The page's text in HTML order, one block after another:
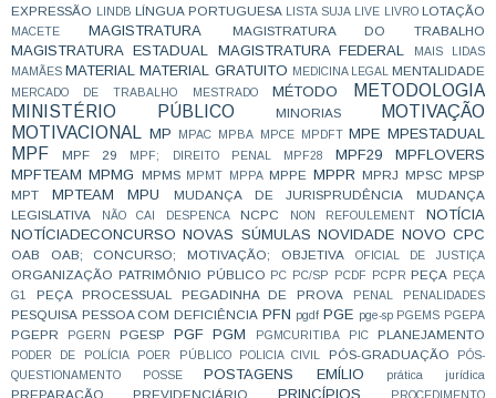
EXPRESSÃO
LINDB LÍNGUA PORTUGUESA LISTA SUJA LIVE LIVRO LOTAÇÃO
MACETE MAGISTRATURA MAGISTRATURA DO TRABALHO
MAGISTRATURA ESTADUAL MAGISTRATURA FEDERAL
MAIS LIDAS
MAMÃES MATERIAL MATERIAL GRATUITO MEDICINA LEGAL MENTALIDADE
MERCADO DE TRABALHO MESTRADO MÉTODO
METODOLOGIA
MINISTÉRIO PÚBLICO
MINORIAS
MOTIVAÇÃO
MOTIVACIONAL
MP MPAC MPBA MPCE MPDFT MPE MPESTADUAL
MPF MPF 29 MPF; DIREITO PENAL MPF28 MPF29
MPFLOVERS
MPFTEAM MPMG MPMS MPMT MPPA MPPE MPPR MPRJ MPSC MPSP
MPT
MPTEAM MPU MUDANÇA DE JURISPRUDÊNCIA
MUDANÇA
LEGISLATIVA
NÃO CAI DESPENCA NCPC NON REFOULEMENT
NOTÍCIA
NOTÍCIADECONCURSO NOVAS SÚMULAS NOVIDADE NOVO CPC
OAB OAB; CONCURSO; MOTIVAÇÃO; OBJETIVA OFICIAL DE JUSTIÇA
ORGANIZAÇÃO PATRIMÔNIO PÚBLICO PC PC/SP PCDF PCPR PEÇA
PEÇA
G1
PEÇA PROCESSUAL PEGADINHA DE PROVA PENAL PENALIDADES
PESQUISA PESSOA COM DEFICIÊNCIA PFN pgdf PGE pge-sp PGEMS PGEPA
PGEPR PGERN PGESP PGF PGM PGMCURITIBA PIC PLANEJAMENTO
PODER DE POLÍCIA POER PÚBLICO POLICIA CIVIL PÓS-GRADUAÇÃO
PÓS-
QUESTIONAMENTO
POSSE POSTAGENS EMÍLIO prática jurídica
PREPARAÇÃO PREVIDENCIÁRIO PRINCÍPIOS
PROCEDIMENTO